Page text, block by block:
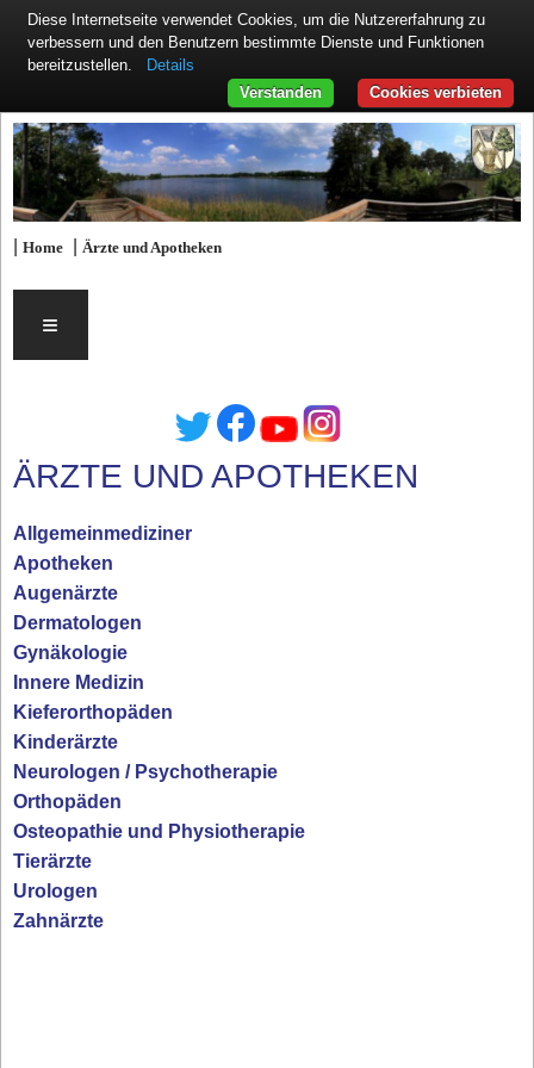
|Home |Ärzte und Apotheken
≡
ÄRZTE UND APOTHEKEN
Allgemeinmediziner
Apotheken
Augenärzte
Dermatologen
Gynäkologie
Innere Medizin
Kieferorthopäden
Kinderärzte
Neurologen / Psychotherapie
Orthopäden
Osteopathie und Physiotherapie
Tierärzte
Urologen
Zahnärzte
Diese Internetseite verwendet Cookies, um die Nutzererfahrung zu
verbessern und den Benutzern bestimmte Dienste und Funktionen
bereitzustellen.
Details
Cookies verbieten
Verstanden